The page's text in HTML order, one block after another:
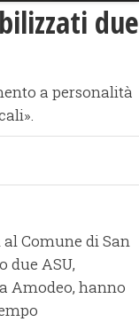
due
a personalità
Comune di San
due ASU,
Amodeo, hanno